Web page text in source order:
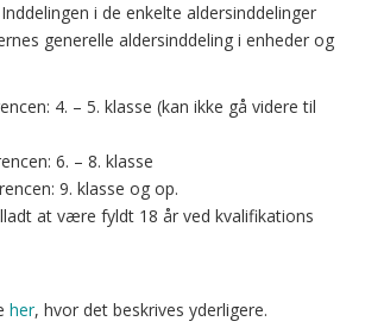
i de enkelte aldersinddelinger
generelle aldersinddeling i enheder og
4. – 5. klasse (kan ikke gå videre til
6. – 8. klasse
9. klasse og op.
at være fyldt 18 år ved kvalifikations
her, hvor det beskrives yderligere.